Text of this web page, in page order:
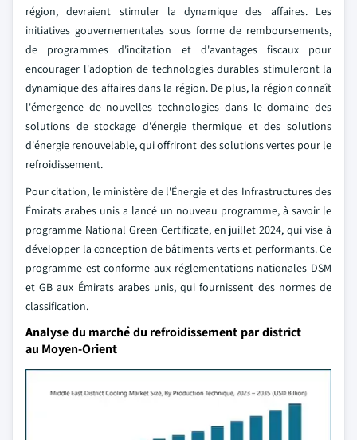
région, devraient stimuler la dynamique des affaires. Les
initiatives gouvernementales sous forme de remboursements,
de programmes d'incitation et d'avantages fiscaux pour
encourager l'adoption de technologies durables stimuleront la
dynamique des affaires dans la région. De plus, la région connaît
l'émergence de nouvelles technologies dans le domaine des
solutions de stockage d'énergie thermique et des solutions
d'énergie renouvelable, qui offriront des solutions vertes pour le
refroidissement.
Pour citation, le ministère de l'Énergie et des Infrastructures des
Émirats arabes unis a lancé un nouveau programme, à savoir le
programme National Green Certificate, en juillet 2024, qui vise à
développer la conception de bâtiments verts et performants. Ce
programme est conforme aux réglementations nationales DSM
et GB aux Émirats arabes unis, qui fournissent des normes de
classification.
Analyse du marché du refroidissement par district
au Moyen-Orient